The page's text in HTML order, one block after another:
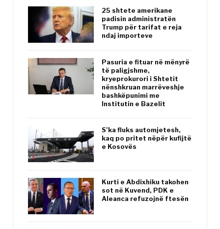
25 shtete amerikane
padisin administratën
Trump për tarifat e reja
ndaj importeve
Pasuria e fituar në mënyrë
të paligjshme,
kryeprokurori i Shtetit
nënshkruan marrëveshje
bashkëpunimi me
Institutin e Bazelit
S’ka fluks automjetesh,
kaq po pritet nëpër kufijtë
e Kosovës
Kurti e Abdixhiku takohen
sot në Kuvend, PDK e
Aleanca refuzojnë ftesën